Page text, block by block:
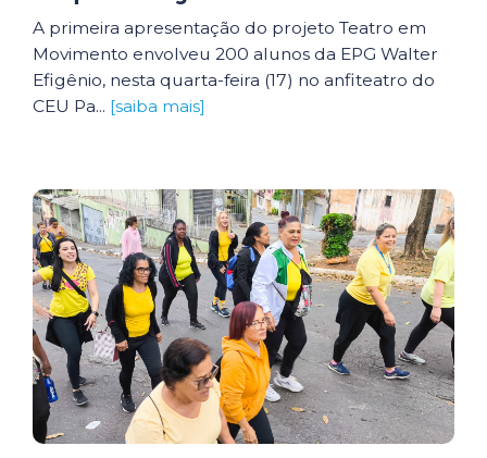
A primeira apresentação do projeto Teatro em
Movimento envolveu 200 alunos da EPG Walter
Efigênio, nesta quarta-feira (17) no anfiteatro do
CEU Pa... [saiba mais]